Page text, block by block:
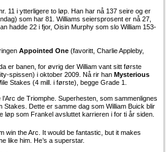
11 i ytterligere to løp. Han har nå 137 seire og er
som har 81. Williams seiersprosent er nå 27,
hadde 22 i fjor, Oisin Murphy som slo William 153-
Appointed One (favoritt, Charlie Appleby,
er banen, for øvrig der William vant sitt første
spissen) i oktober 2009. Nå rir han Mysterious
Stakes (4 mill. i første), begge Grade 1.
de Triomphe. Superhesten, som sammenlignes
Dette er samme dag som William Buick blir
løp som Frankel avsluttet karrieren i for ti år siden.
win the Arc. It would be fantastic, but it makes
like him. He’s a superstar.